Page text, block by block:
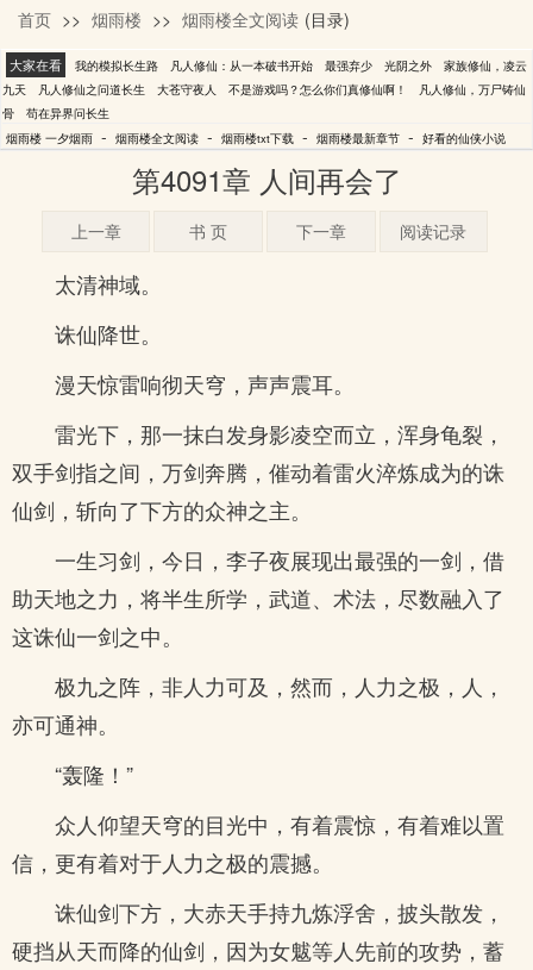
一夕烟雨
首页 >> 烟雨楼 >> 烟雨楼全文阅读 (目录)
大家在看 我的模拟长生路 凡人修仙：从一本破书开始 最强弃少 光阴之外
家族修仙，凌云
九天
凡人修仙之问道长生 大苍守夜人 不是游戏吗？怎么你们真修仙啊！
凡人修仙，万尸铸仙
骨
苟在异界问长生
烟雨楼 一夕烟雨 - 烟雨楼全文阅读 - 烟雨楼txt下载 - 烟雨楼最新章节 - 好看的仙侠小说
第4091章 人间再会了
上一章 书 页 下一章 阅读记录
太清神域。
诛仙降世。
漫天惊雷响彻天穹，声声震耳。
雷光下，那一抹白发身影凌空而立，浑身龟裂，
双手剑指之间，万剑奔腾，催动着雷火淬炼成为的诛
仙剑，斩向了下方的众神之主。
一生习剑，今日，李子夜展现出最强的一剑，借
助天地之力，将半生所学，武道、术法，尽数融入了
这诛仙一剑之中。
极九之阵，非人力可及，然而，人力之极，人，
亦可通神。
“轰隆！”
众人仰望天穹的目光中，有着震惊，有着难以置
信，更有着对于人力之极的震撼。
诛仙剑下方，大赤天手持九炼浮舍，披头散发，
硬挡从天而降的仙剑，因为女魃等人先前的攻势，蓄